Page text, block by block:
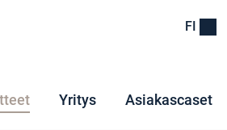
FI
Yritys Asiakascaset